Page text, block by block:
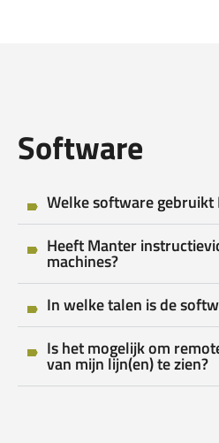
Software
Welke software gebruikt
Heeft Manter
machines?
In welke talen is de
Is het mogelijk om
van mijn lijn(en) te zien?